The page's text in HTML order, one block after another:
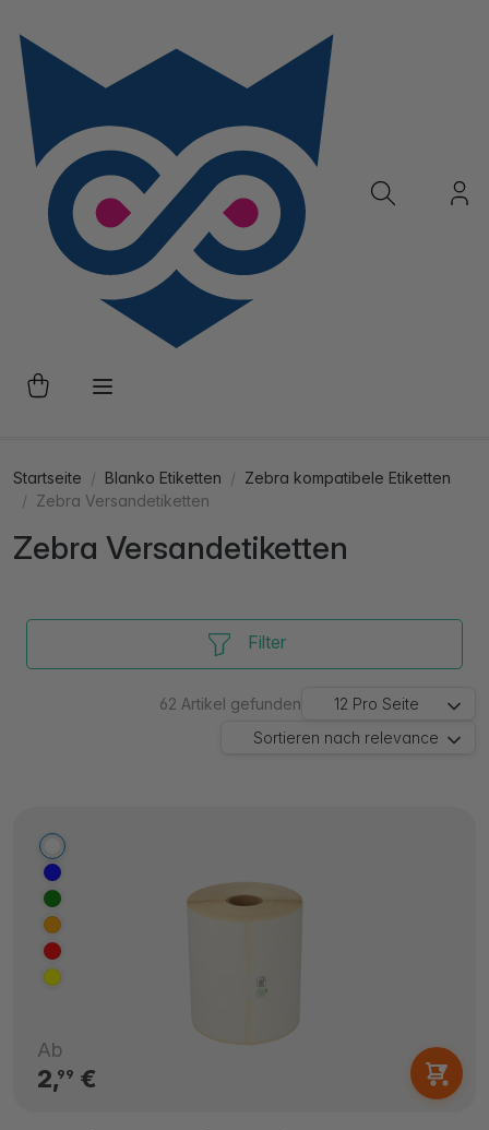
Startseite Blanko Etiketten
Zebra kompatibele Etiketten
Zebra Versandetiketten
Zebra Versandetiketten
Filter
62 Artikel gefunden 12 Pro Seite
Sortieren nach relevance
Ab
2,99 €